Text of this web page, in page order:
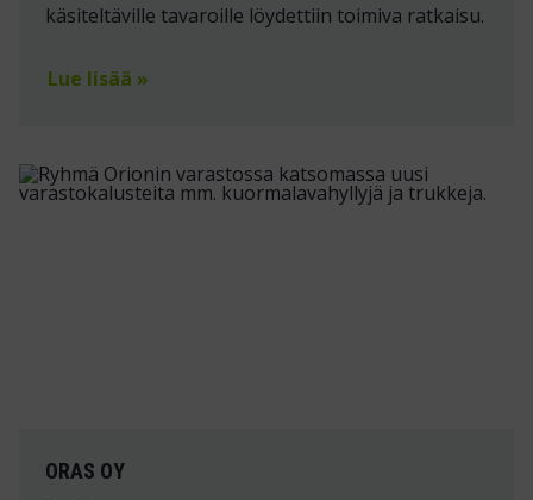
käsiteltäville tavaroille löydettiin toimiva ratkaisu.
Lue lisää »
ORAS OY